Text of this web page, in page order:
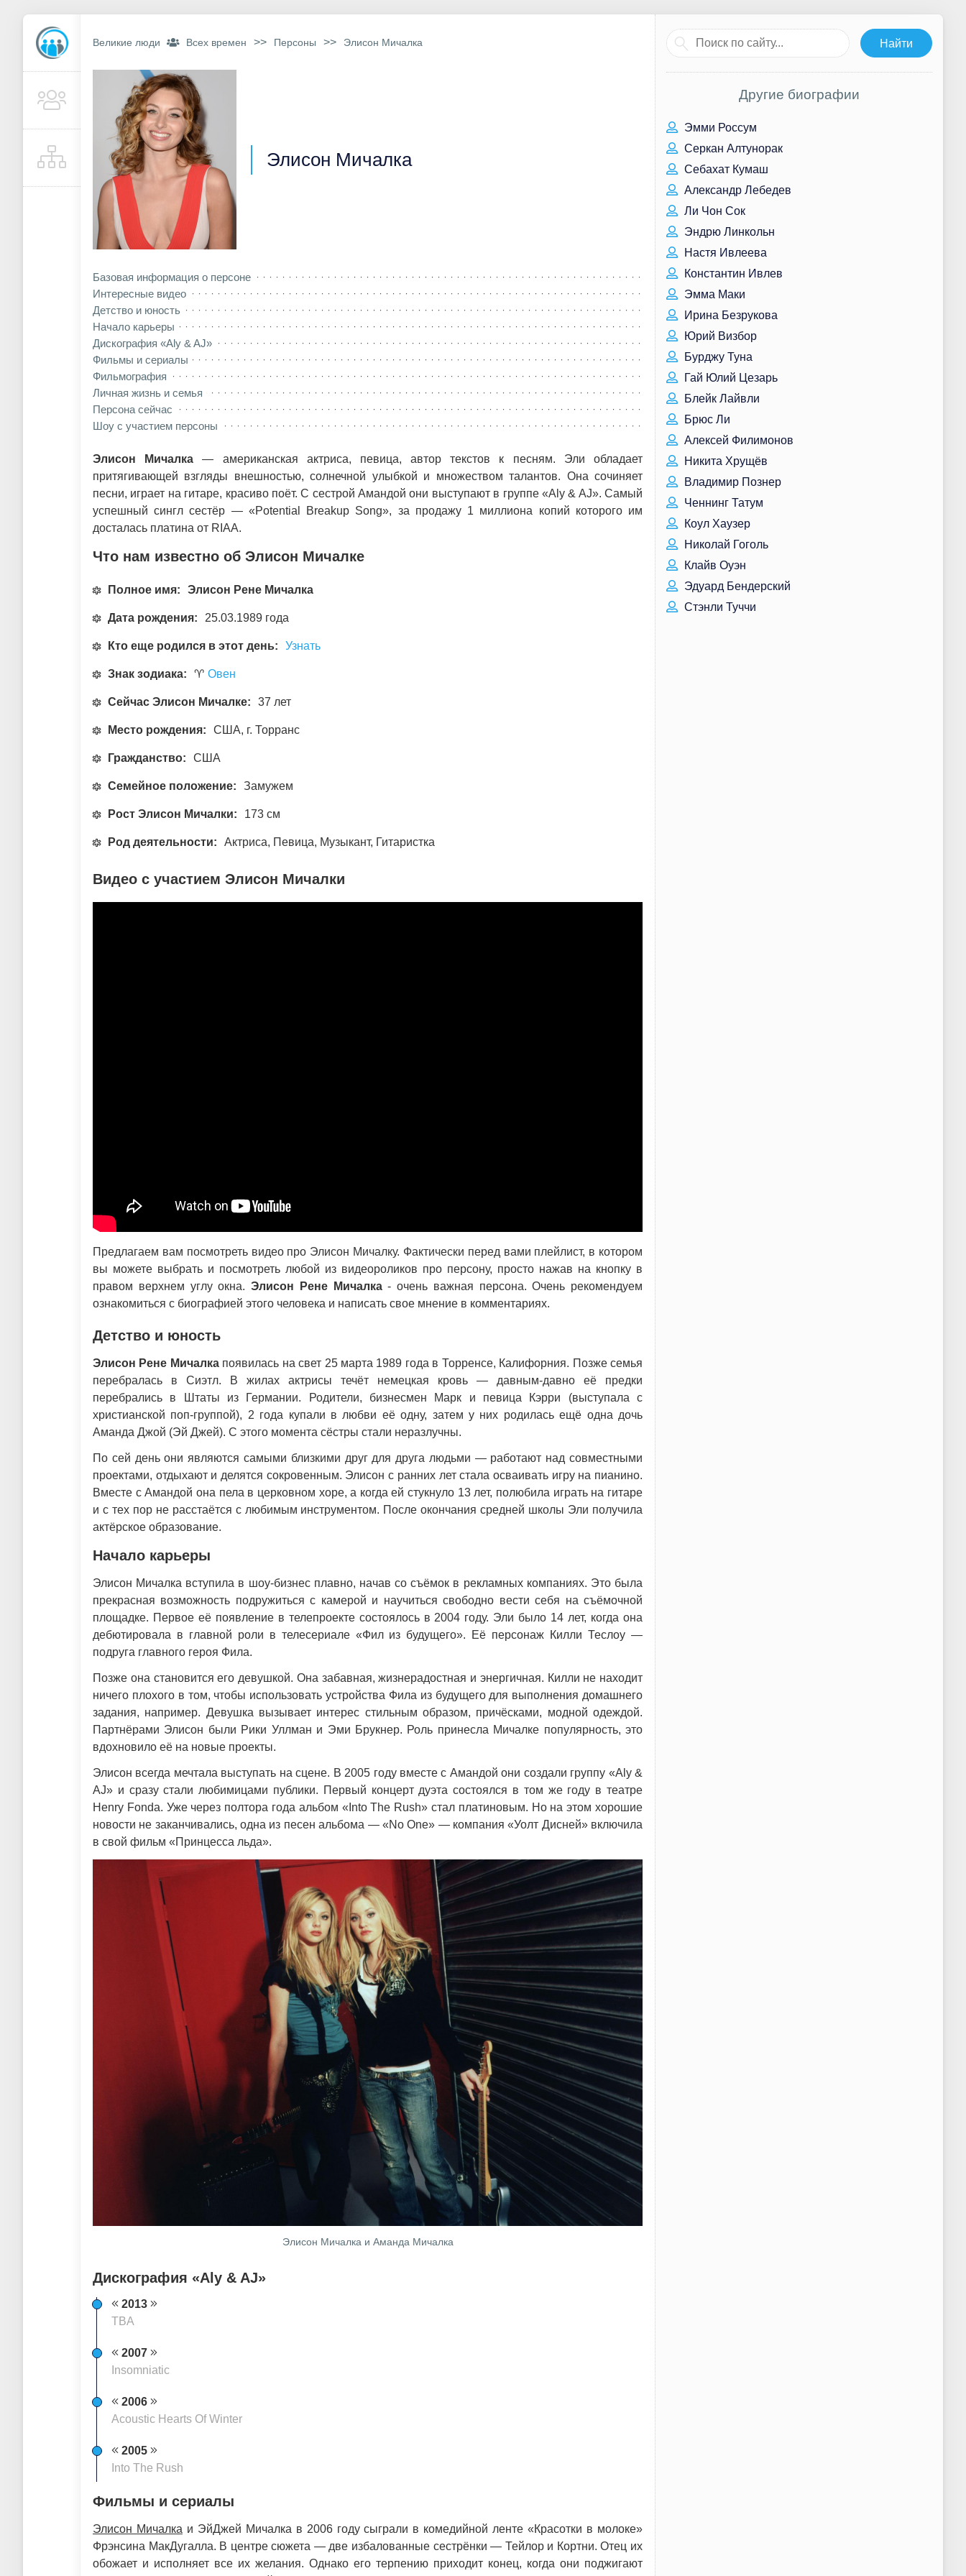
Великие люди Всех времен >> Персоны >> Элисон Мичалка
Элисон Мичалка
Базовая информация о персоне
Интересные видео
Детство и юность
Начало карьеры
Дискография «Aly & AJ»
Фильмы и сериалы
Фильмография
Личная жизнь и семья
Персона сейчас
Шоу с участием персоны
Элисон Мичалка — американская актриса, певица, автор текстов к песням. Эли обладает
притягивающей взгляды внешностью, солнечной улыбкой и множеством талантов. Она сочиняет
песни, играет на гитаре, красиво поёт. С сестрой Амандой они выступают в группе «Aly & AJ». Самый
успешный сингл сестёр — «Potential Breakup Song», за продажу 1 миллиона копий которого им
досталась платина от RIAA.
Что нам известно об Элисон Мичалке
Полное имя: Элисон Рене Мичалка
Дата рождения: 25.03.1989 года
Кто еще родился в этот день: Узнать
Знак зодиака: ♈ Овен
Сейчас Элисон Мичалке: 37 лет
Место рождения: США, г. Торранс
Гражданство: США
Семейное положение: Замужем
Рост Элисон Мичалки: 173 см
Род деятельности: Актриса, Певица, Музыкант, Гитаристка
Видео с участием Элисон Мичалки
Предлагаем вам посмотреть видео про Элисон Мичалку. Фактически перед вами плейлист, в котором
вы можете выбрать и посмотреть любой из видеороликов про персону, просто нажав на кнопку в
правом верхнем углу окна. Элисон Рене Мичалка- очень важная персона. Очень рекомендуем
ознакомиться с биографией этого человека и написать свое мнение в комментариях.
Детство и юность
Элисон Рене Мичалкапоявилась на свет 25 марта 1989 года в Торренсе, Калифорния. Позже семья
перебралась в Сиэтл. В жилах актрисы течёт немецкая кровь — давным-давно её предки
перебрались в Штаты из Германии. Родители, бизнесмен Марк и певица Кэрри (выступала с
христианской поп-группой), 2 года купали в любви её одну, затем у них родилась ещё одна дочь
Аманда Джой (Эй Джей). С этого момента сёстры стали неразлучны.
По сей день они являются самыми близкими друг для друга людьми — работают над совместными
проектами, отдыхают и делятся сокровенным. Элисон с ранних лет стала осваивать игру на пианино.
Вместе с Амандой она пела в церковном хоре, а когда ей стукнуло 13 лет, полюбила играть на гитаре
и с тех пор не расстаётся с любимым инструментом. После окончания средней школы Эли получила
актёрское образование.
Начало карьеры
Элисон Мичалка вступила в шоу-бизнес плавно, начав со съёмок в рекламных компаниях. Это была
прекрасная возможность подружиться с камерой и научиться свободно вести себя на съёмочной
площадке. Первое её появление в телепроекте состоялось в 2004 году. Эли было 14 лет, когда она
дебютировала в главной роли в телесериале «Фил из будущего». Её персонаж Килли Теслоу —
подруга главного героя Фила.
Позже она становится его девушкой. Она забавная, жизнерадостная и энергичная. Килли не находит
ничего плохого в том, чтобы использовать устройства Фила из будущего для выполнения домашнего
задания, например. Девушка вызывает интерес стильным образом, причёсками, модной одеждой.
Партнёрами Элисон были Рики Уллман и Эми Брукнер. Роль принесла Мичалке популярность, это
вдохновило её на новые проекты.
Элисон всегда мечтала выступать на сцене. В 2005 году вместе с Амандой они создали группу «Aly &
AJ» и сразу стали любимицами публики. Первый концерт дуэта состоялся в том же году в театре
Henry Fonda. Уже через полтора года альбом «Into The Rush» стал платиновым. Но на этом хорошие
новости не заканчивались, одна из песен альбома — «No One» — компания «Уолт Дисней» включила
в свой фильм «Принцесса льда».
Элисон Мичалка и Аманда Мичалка
Дискография «Aly & AJ»
2013
TBA
2007
Insomniatic
2006
Acoustic Hearts Of Winter
2005
Into The Rush
Фильмы и сериалы
Элисон Мичалка и ЭйДжей Мичалка в 2006 году сыграли в комедийной ленте «Красотки в молоке»
Фрэнсина МакДугалла. В центре сюжета — две избалованные сестрёнки — Тейлор и Кортни. Отец их
обожает и исполняет все их желания. Однако его терпению приходит конец, когда они поджигают
Другие биографии
Эмми Россум
Серкан Алтунорак
Себахат Кумаш
Александр Лебедев
Ли Чон Сок
Эндрю Линкольн
Настя Ивлеева
Константин Ивлев
Эмма Маки
Ирина Безрукова
Юрий Визбор
Бурджу Туна
Гай Юлий Цезарь
Блейк Лайвли
Брюс Ли
Алексей Филимонов
Никита Хрущёв
Владимир Познер
Ченнинг Татум
Коул Хаузер
Николай Гоголь
Клайв Оуэн
Эдуард Бендерский
Стэнли Туччи